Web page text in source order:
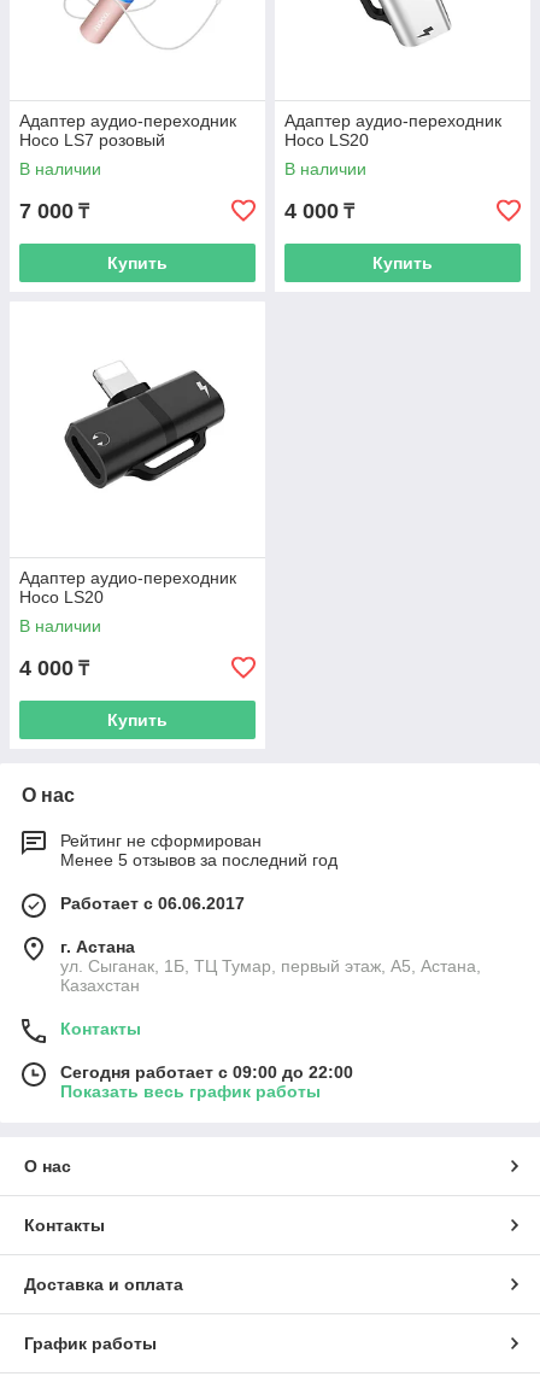
Адаптер аудио-переходник
Hoco LS7 розовый
В наличии
7 000 ₸
Купить
Адаптер аудио-переходник
Hoco LS20
В наличии
4 000 ₸
Купить
Адаптер аудио-переходник
Hoco LS20
В наличии
4 000 ₸
Купить
О нас
Рейтинг не сформирован
Менее 5 отзывов за последний год
Работает с 06.06.2017
г. Астана
ул. Сыганак, 1Б, ТЦ Тумар, первый этаж, А5, Астана,
Казахстан
Контакты
Сегодня работает с 09:00 до 22:00
Показать весь график работы
О нас
Контакты
Доставка и оплата
График работы